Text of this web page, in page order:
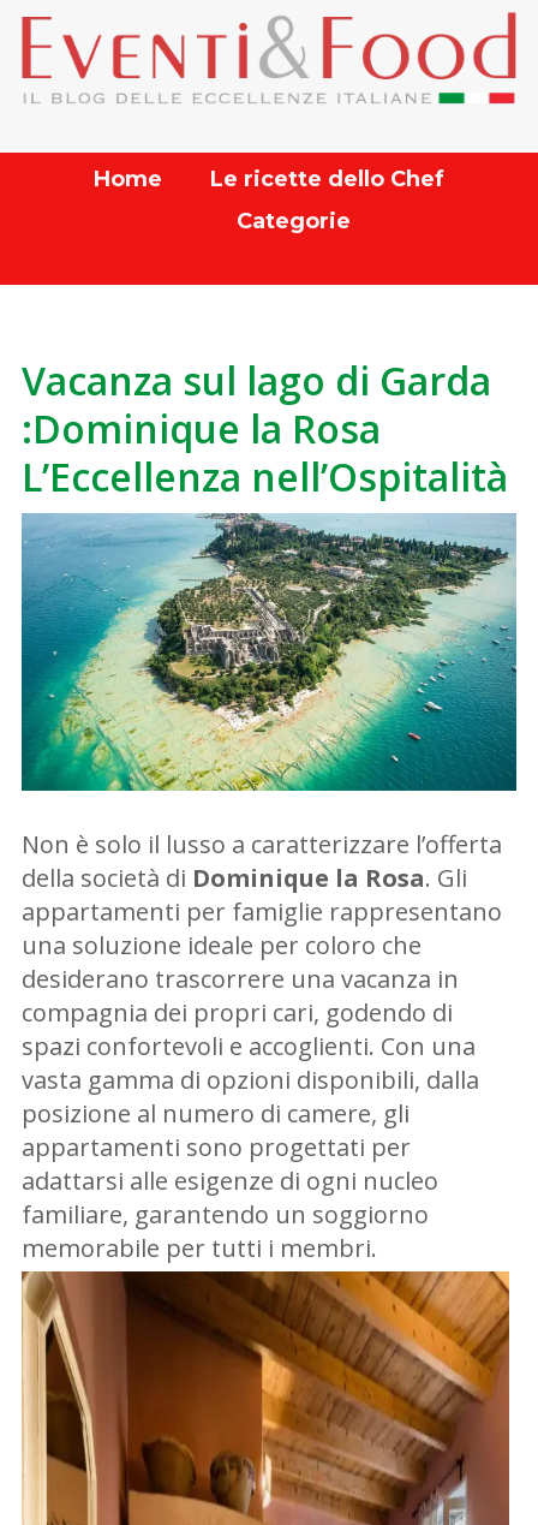
Home
Le ricette dello Chef
Categorie
Vacanza sul lago di Garda
:Dominique la Rosa
L’Eccellenza nell’Ospitalità
Non è solo il lusso a caratterizzare l’offerta
della società di Dominique la Rosa. Gli
appartamenti per famiglie rappresentano
una soluzione ideale per coloro che
desiderano trascorrere una vacanza in
compagnia dei propri cari, godendo di
spazi confortevoli e accoglienti. Con una
vasta gamma di opzioni disponibili, dalla
posizione al numero di camere, gli
appartamenti sono progettati per
adattarsi alle esigenze di ogni nucleo
familiare, garantendo un soggiorno
memorabile per tutti i membri.